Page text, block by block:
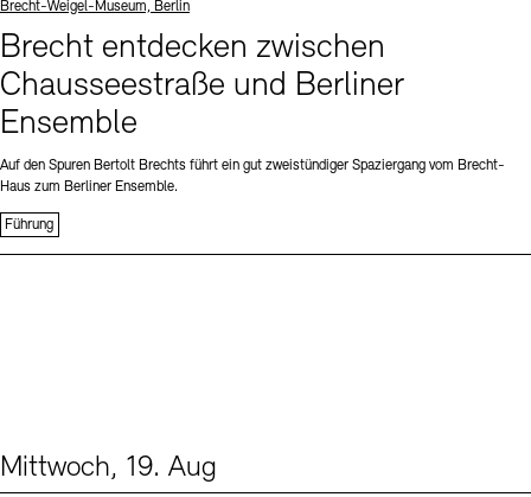
Standort
Brecht-Weigel-Museum, Berlin
Brecht entdecken zwischen
Chausseestraße und Berliner
Ensemble
Auf den Spuren Bertolt Brechts führt ein gut zweistündiger Spaziergang vom Brecht-
Haus zum Berliner Ensemble.
Führung
Mittwoch, 19. Aug